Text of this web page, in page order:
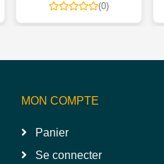
(0)
MON COMPTE
Panier
Se connecter